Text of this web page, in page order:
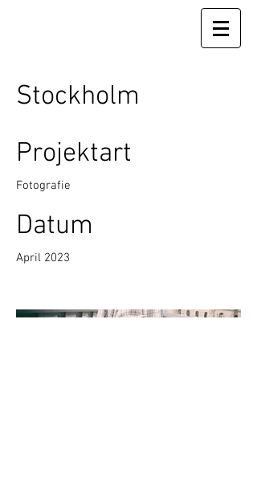
Stockholm
Projektart
Fotografie
Datum
April 2023